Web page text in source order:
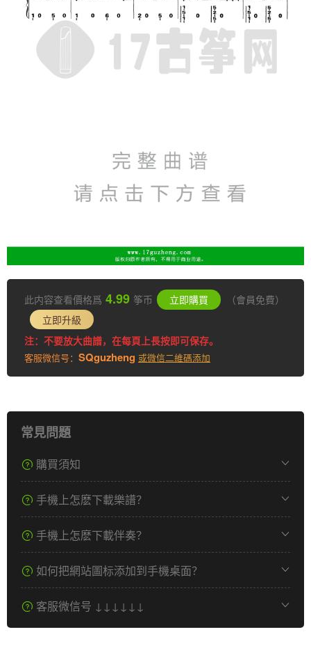
此内容查看價格爲 4.99 筝币 立即購買
（會員免費）
立即升級
注：不要放大曲譜，在每頁上長按即可保存。
客服微信号： SQguzheng 或微信二維碼添加
常見問題
購買須知
手機上怎麽下載樂譜？
手機上怎麽下載伴奏？
如何把網站圖标添加到手機桌面？
客服微信号 ↓↓↓↓↓↓